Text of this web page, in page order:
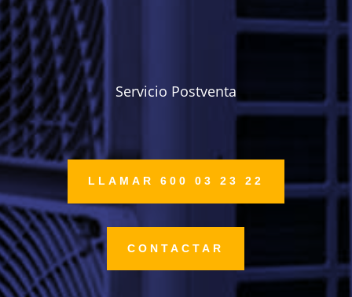
Servicio Postventa
LLAMAR 600 03 23 22
CONTACTAR